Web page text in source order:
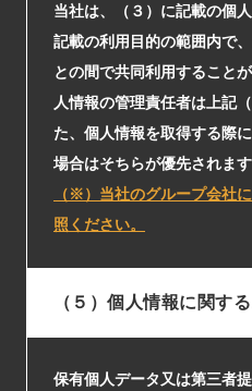
当社は、（３）に記載の個
記載の利用目的の範囲内で
との間で共同利用すること
人情報の管理責任者は上記
た、個人情報を取得する際
場合はそちらが優先されます
（※）当社のグループ会社
照ください。
（５）個人情報に関す
保有個人データ又は第三者